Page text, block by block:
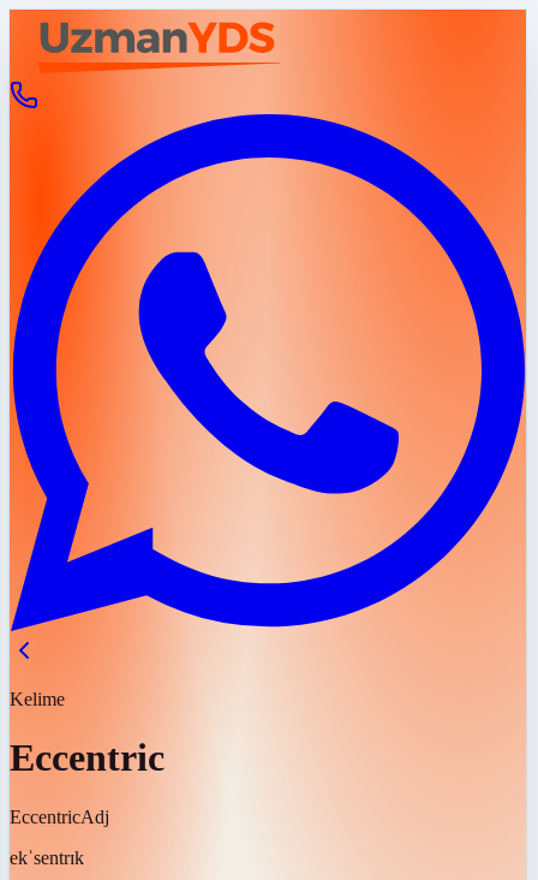
Kelime
Eccentric
EccentricAdj
ekˈsentrɪk